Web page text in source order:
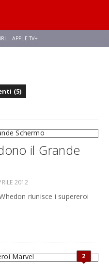
APPLE TV+
(5)
il Grande
2012
riunisce i supereroi
2